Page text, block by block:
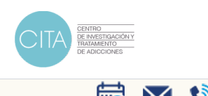
contenido